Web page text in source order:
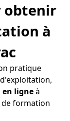
obtenir
à
pratique
ligneà
de formation